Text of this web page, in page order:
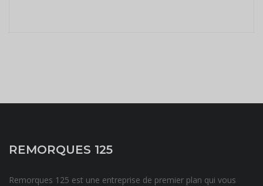
REMORQUES 125
Remorques 125 est une entreprise de premier plan qui vous